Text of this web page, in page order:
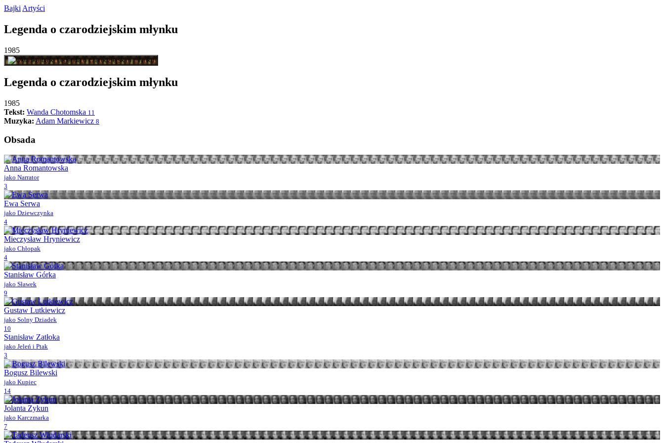
Bajki Artyści
Legenda o czarodziejskim młynku
1985
Legenda o czarodziejskim młynku
1985
Tekst: Wanda Chotomska 11
Muzyka: Adam Markiewicz 8
Obsada
Anna Romantowska
jako Narrator
3
Ewa Serwa
jako Dziewczynka
4
Mieczysław Hryniewicz
jako Chłopak
4
Stanisław Górka
jako Sławek
9
Gustaw Lutkiewicz
jako Solny Dziadek
10
Stanisław Zatłoka
jako Jeleń i Ptak
3
Bogusz Bilewski
jako Kupiec
14
Jolanta Zykun
jako Karczmarka
7